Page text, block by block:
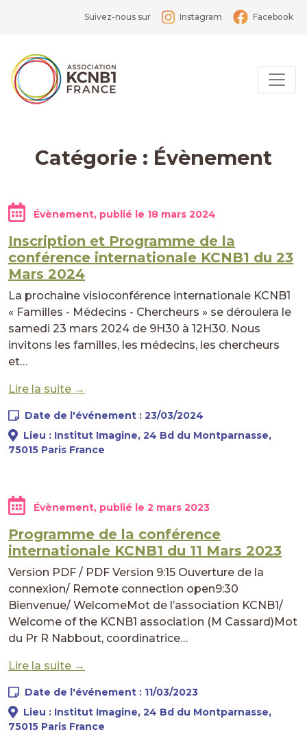
Suivez-nous sur Instagram Facebook
Catégorie : Évènement
Évènement, publié le 18 mars 2024
Inscription et Programme de la
conférence internationale KCNB1 du 23
Mars 2024
La prochaine visioconférence internationale KCNB1
« Familles - Médecins - Chercheurs » se déroulera le
samedi 23 mars 2024 de 9H30 à 12H30. Nous
invitons les familles, les médecins, les chercheurs
et…
Lire la suite →
Date de l'événement : 23/03/2024
Lieu : Institut Imagine, 24 Bd du Montparnasse,
75015 Paris France
Évènement, publié le 2 mars 2023
Programme de la conférence
internationale KCNB1 du 11 Mars 2023
Version PDF / PDF Version 9:15 Ouverture de la
connexion/ Remote connection open9:30
Bienvenue/ WelcomeMot de l’association KCNB1/
Welcome of the KCNB1 association (M Cassard)Mot
du Pr R Nabbout, coordinatrice…
Lire la suite →
Date de l'événement : 11/03/2023
Lieu : Institut Imagine, 24 Bd du Montparnasse,
75015 Paris France